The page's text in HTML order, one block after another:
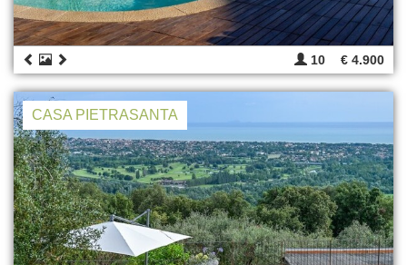
10 € 4.900
CASA PIETRASANTA